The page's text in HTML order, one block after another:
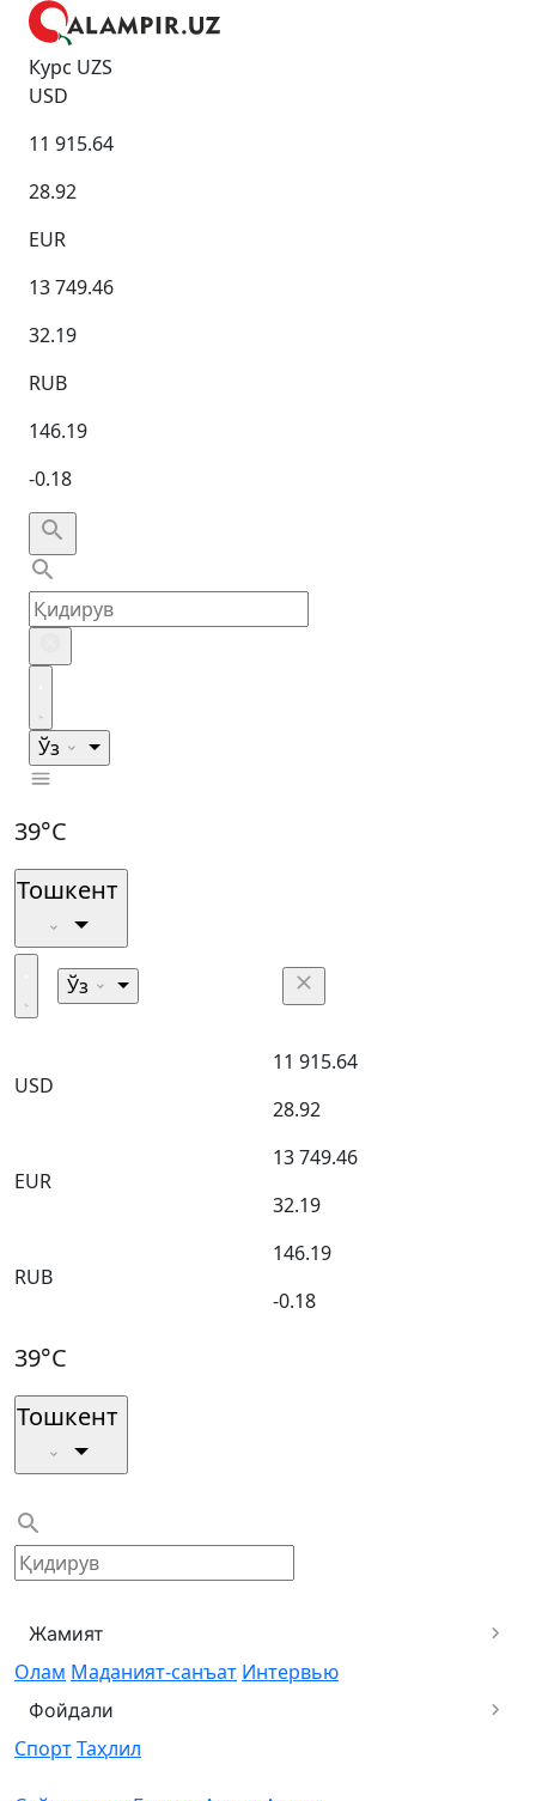
Курс UZS
USD
11 915.64
28.92
EUR
13 749.46
32.19
RUB
146.19
-0.18
Ўз
39°C
Тошкент
Ўз
USD
11 915.64
28.92
EUR
13 749.46
32.19
RUB
146.19
-0.18
39°C
Тошкент
Жамият
Олам Маданият-санъат Интервью
Фойдали
СпортТаҳлил